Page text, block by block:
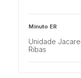
Minuto ER
Unidade
Ribas